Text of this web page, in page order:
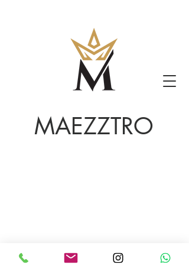
MAEZZTRO